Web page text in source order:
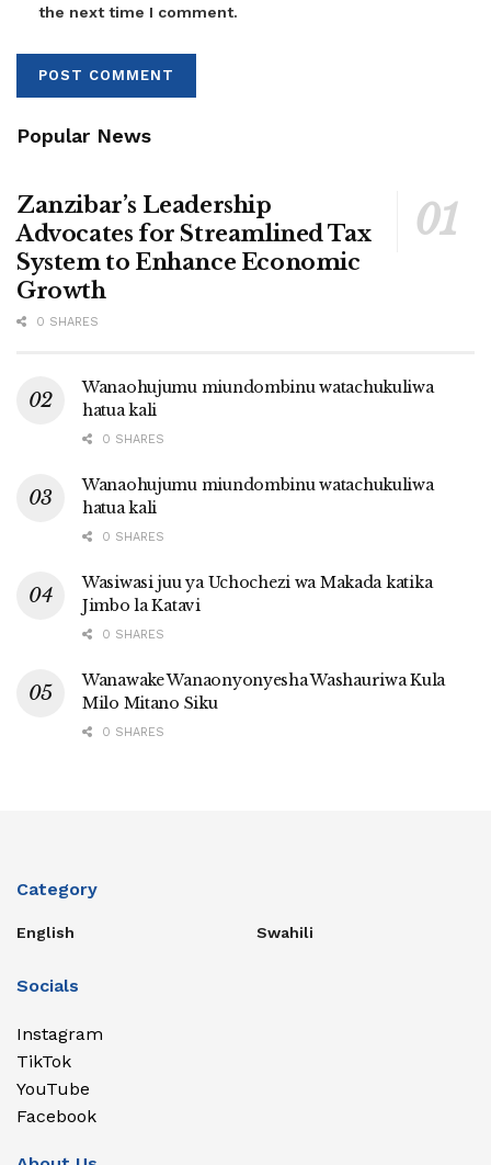
the next time I comment.
Popular News
Zanzibar’s Leadership
Advocates for Streamlined Tax
System to Enhance Economic
Growth
0 SHARES
Wanaohujumu miundombinu watachukuliwa
hatua kali
0 SHARES
Wanaohujumu miundombinu watachukuliwa
hatua kali
0 SHARES
Wasiwasi juu ya Uchochezi wa Makada katika
Jimbo la Katavi
0 SHARES
Wanawake Wanaonyonyesha Washauriwa Kula
Milo Mitano Siku
0 SHARES
Category
English Swahili
Socials
Instagram
TikTok
YouTube
Facebook